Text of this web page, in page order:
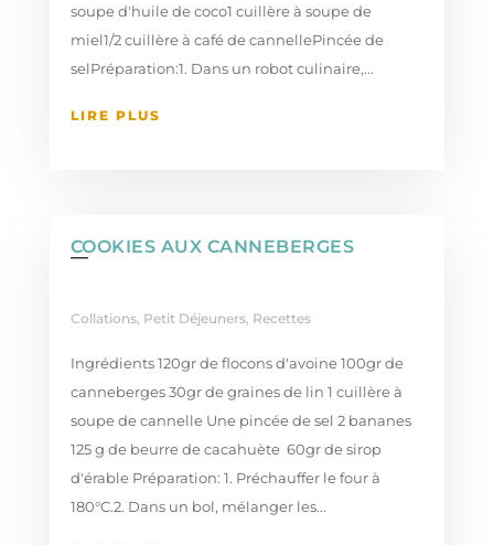
soupe d'huile de coco1 cuillère à soupe de
miel1/2 cuillère à café de cannellePincée de
selPréparation:1. Dans un robot culinaire,...
LIRE PLUS
COOKIES AUX CANNEBERGES
Collations, Petit Déjeuners, Recettes
Ingrédients 120gr de flocons d'avoine 100gr de
canneberges 30gr de graines de lin 1 cuillère à
soupe de cannelle Une pincée de sel 2 bananes
125 g de beurre de cacahuète 60gr de sirop
d'érable Préparation: 1. Préchauffer le four à
180°C.2. Dans un bol, mélanger les...